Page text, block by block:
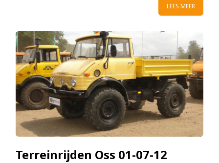
LEES MEER
Terreinrijden Oss 01-07-12